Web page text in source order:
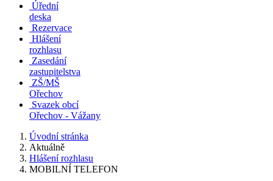
Úřední
deska
Rezervace
Hlášení
rozhlasu
Zasedání
zastupitelstva
ZŠ/MŠ
Ořechov
Svazek obcí
Ořechov - Vážany
Úvodní stránka
Aktuálně
Hlášení rozhlasu
MOBILNÍ TELEFON